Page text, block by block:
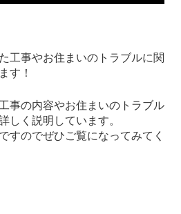
工事やお住まいのトラブルに関
す！
事の内容やお住まいのトラブル
しく説明しています。
すのでぜひご覧になってみてく